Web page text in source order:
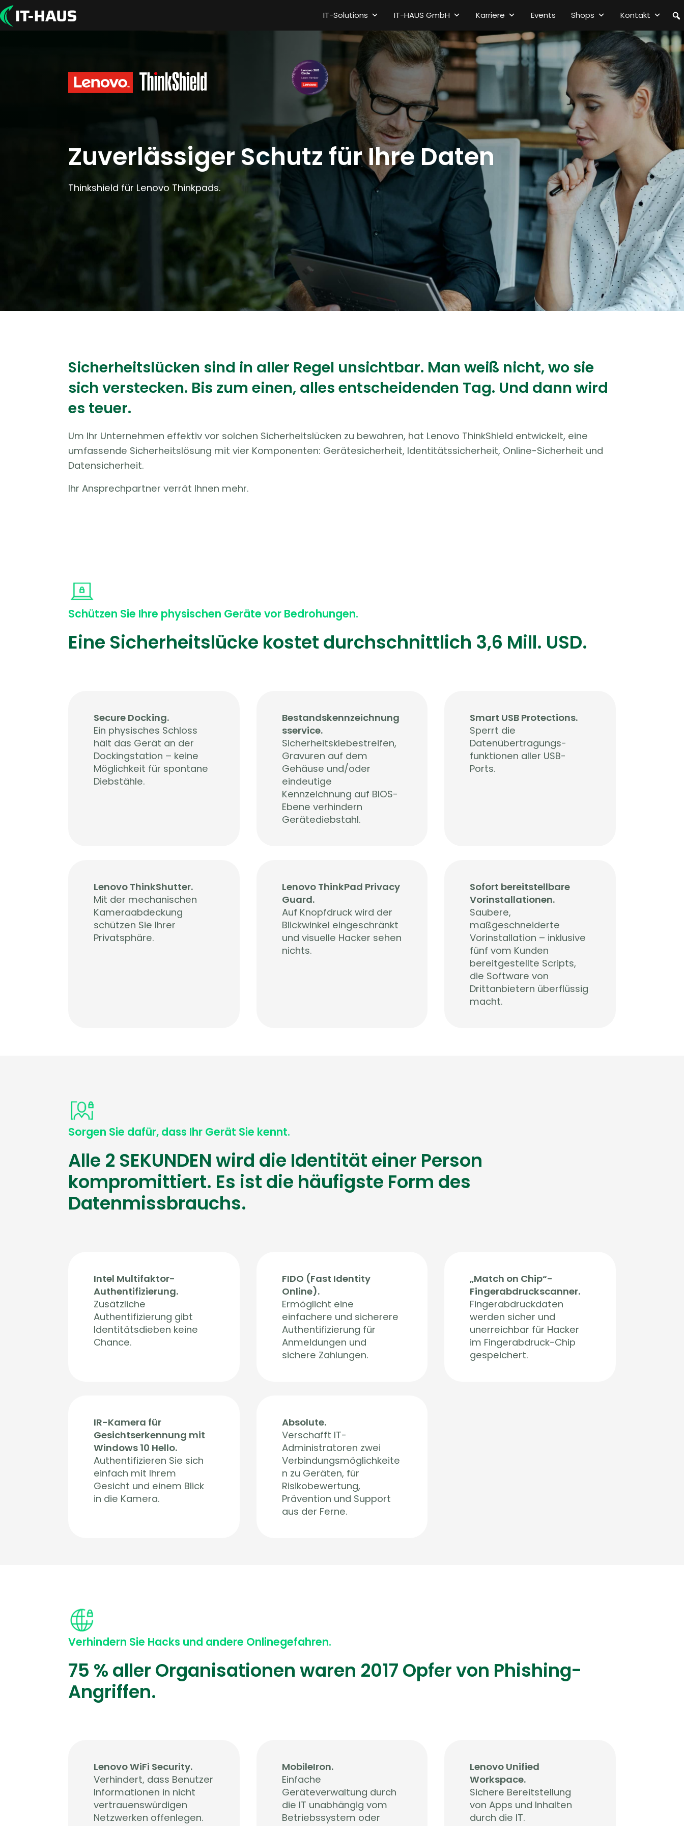
IT-Solutions IT-HAUS GmbH Karriere Events Shops Kontakt
Zuverlässiger Schutz für Ihre Daten
Thinkshield für Lenovo Thinkpads.
Sicherheitslücken sind in aller Regel unsichtbar. Man weiß nicht, wo sie
sich verstecken. Bis zum einen, alles entscheidenden Tag. Und dann wird
es teuer.
Um Ihr Unternehmen effektiv vor solchen Sicherheitslücken zu bewahren, hat Lenovo ThinkShield entwickelt, eine
umfassende Sicherheitslösung mit vier Komponenten: Gerätesicherheit, Identitätssicherheit, Online-Sicherheit und
Datensicherheit.
Ihr Ansprechpartner verrät Ihnen mehr.
Schützen Sie Ihre physischen Geräte vor Bedrohungen.
Eine Sicherheitslücke kostet durchschnittlich 3,6 Mill. USD.
Secure Docking.
Ein physisches Schloss
hält das Gerät an der
Dockingstation – keine
Möglichkeit für spontane
Diebstähle.
Bestandskennzeichnung
sservice.
Sicherheitsklebestreifen,
Gravuren auf dem
Gehäuse und/oder
eindeutige
Kennzeichnung auf BIOS-
Ebene verhindern
Gerätediebstahl.
Smart USB Protections.
Sperrt die
Datenübertragungs-
funktionen aller USB-
Ports.
Lenovo ThinkShutter.
Mit der mechanischen
Kameraabdeckung
schützen Sie Ihrer
Privatsphäre.
Lenovo ThinkPad Privacy
Guard.
Auf Knopfdruck wird der
Blickwinkel eingeschränkt
und visuelle Hacker sehen
nichts.
Sofort bereitstellbare
Vorinstallationen.
Saubere,
maßgeschneiderte
Vorinstallation – inklusive
fünf vom Kunden
bereitgestellte Scripts,
die Software von
Drittanbietern überflüssig
macht.
Sorgen Sie dafür, dass Ihr Gerät Sie kennt.
Alle 2 SEKUNDEN wird die Identität einer Person
kompromittiert. Es ist die häufigste Form des
Datenmissbrauchs.
Intel Multifaktor-
Authentifizierung.
Zusätzliche
Authentifizierung gibt
Identitätsdieben keine
Chance.
FIDO (Fast Identity
Online).
Ermöglicht eine
einfachere und sicherere
Authentifizierung für
Anmeldungen und
sichere Zahlungen.
„Match on Chip“-
Fingerabdruckscanner.
Fingerabdruckdaten
werden sicher und
unerreichbar für Hacker
im Fingerabdruck-Chip
gespeichert.
IR-Kamera für
Gesichtserkennung mit
Windows 10 Hello.
Authentifizieren Sie sich
einfach mit Ihrem
Gesicht und einem Blick
in die Kamera.
Absolute.
Verschafft IT-
Administratoren zwei
Verbindungsmöglichkeite
n zu Geräten, für
Risikobewertung,
Prävention und Support
aus der Ferne.
Verhindern Sie Hacks und andere Onlinegefahren.
75 % aller Organisationen waren 2017 Opfer von Phishing-
Angriffen.
Lenovo WiFi Security.
Verhindert, dass Benutzer
Informationen in nicht
vertrauenswürdigen
Netzwerken offenlegen.
MobileIron.
Einfache
Geräteverwaltung durch
die IT unabhängig vom
Betriebssystem oder
Lenovo Unified
Workspace.
Sichere Bereitstellung
von Apps und Inhalten
durch die IT.